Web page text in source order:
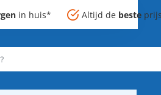
in huis* Altijd de beste prijs